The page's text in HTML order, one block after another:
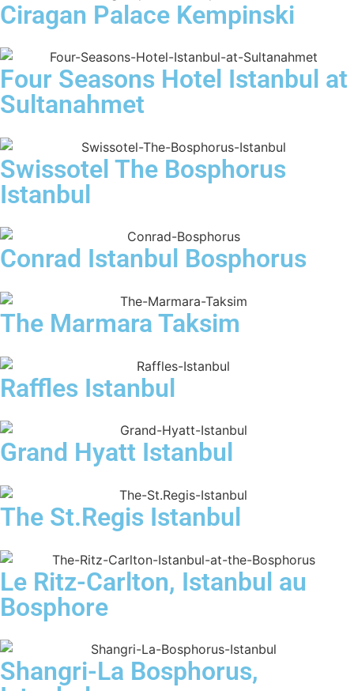
Ciragan Palace Kempinski
Four Seasons Hotel Istanbul at
Sultanahmet
Swissotel The Bosphorus
Istanbul
Conrad Istanbul Bosphorus
The Marmara Taksim
Raffles Istanbul
Grand Hyatt Istanbul
The St.Regis Istanbul
Le Ritz-Carlton, Istanbul au
Bosphore
Shangri-La Bosphorus,